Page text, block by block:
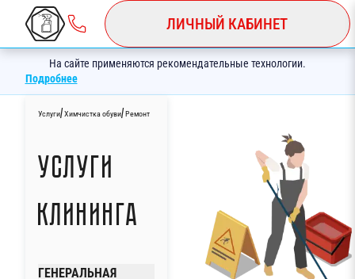
ЛИЧНЫЙ КАБИНЕТ
На сайте применяются рекомендательные технологии.
Подробнее
Услуги/Химчистка обуви/Ремонт
Услуги
клининга
ГЕНЕРАЛЬНАЯ